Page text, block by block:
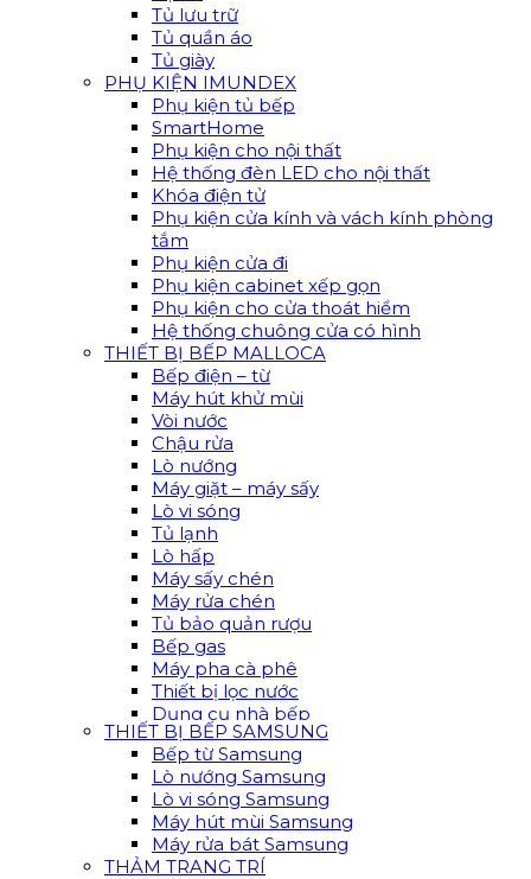
Tủ lưu trữ
Tủ quần áo
Tủ giày
PHỤ KIỆN IMUNDEX
Phụ kiện tủ bếp
SmartHome
Phụ kiện cho nội thất
Hệ thống đèn LED cho nội thất
Khóa điện tử
Phụ kiện cửa kính và vách kính phòng
tắm
Phụ kiện cửa đi
Phụ kiện cabinet xếp gọn
Phụ kiện cho cửa thoát hiểm
Hệ thống chuông cửa có hình
THIẾT BỊ BẾP MALLOCA
Bếp điện – từ
Máy hút khử mùi
Vòi nước
Chậu rửa
Lò nướng
Máy giặt – máy sấy
Lò vi sóng
Tủ lạnh
Lò hấp
Máy sấy chén
Máy rửa chén
Tủ bảo quản rượu
Bếp gas
Máy pha cà phê
Thiết bị lọc nước
Dụng cụ nhà bếp
THIẾT BỊ BẾP SAMSUNG
Bếp từ Samsung
Lò nướng Samsung
Lò vi sóng Samsung
Máy hút mùi Samsung
Máy rửa bát Samsung
THẢM TRANG TRÍ